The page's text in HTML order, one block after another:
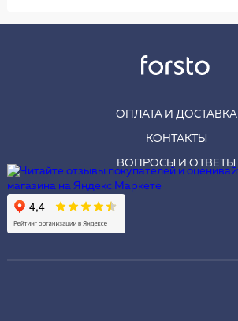
ОПЛАТА И ДОСТАВКА
КОНТАКТЫ
ВОПРОСЫ И ОТВЕТЫ